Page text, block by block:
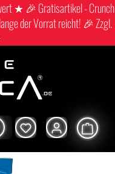
★ 🎉 Gratisartikel - Crunch
der Vorrat reicht! 🎉 Zzgl.